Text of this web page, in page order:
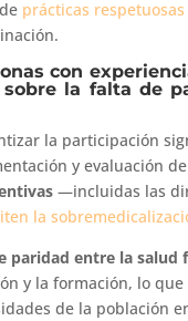
prácticas
con
la falta de
la participación
y evaluación
—incluidas las
la
paridad entre la salud
y la formación, lo
de la población